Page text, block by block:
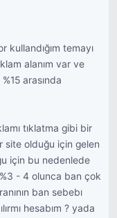
kullandığım temayı
alanım var ve
arasında
tıklatma gibi bir
olduğu için gelen
için bu nedenlede
- 4 olunca ban çok
ban sebebı
hesabım ? yada